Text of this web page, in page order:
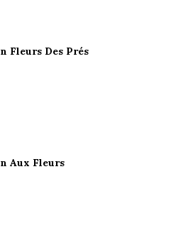
Fleurs Des Prés
Aux Fleurs